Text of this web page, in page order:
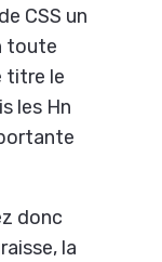
CSS un
toute
titre le
les Hn
donc
la